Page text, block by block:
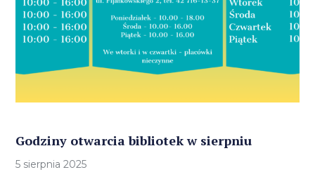
Godziny otwarcia bibliotek w sierpniu
5 sierpnia 2025